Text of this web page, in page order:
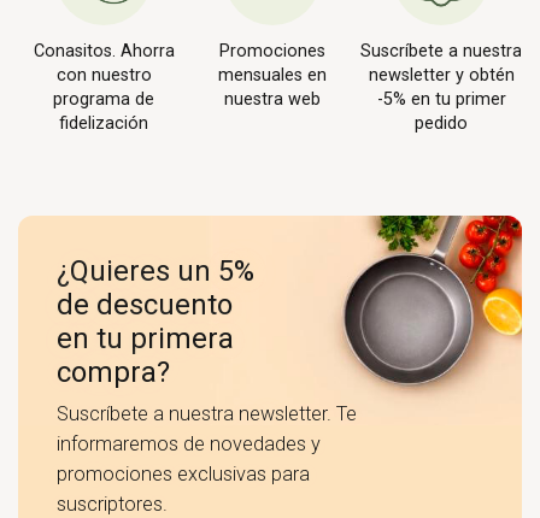
Conasitos. Ahorra
con nuestro
programa de
fidelización
Promociones
mensuales en
nuestra web
Suscríbete a nuestra
newsletter y obtén
-5% en tu primer
pedido
¿Quieres un 5%
de descuento
en tu primera
compra?
Suscríbete a nuestra newsletter. Te
informaremos de novedades y
promociones exclusivas para
suscriptores.